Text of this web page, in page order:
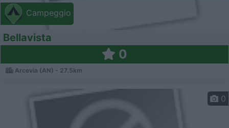
Campeggio
Bellavista
0
Arcevia (AN) - 27.5km
0